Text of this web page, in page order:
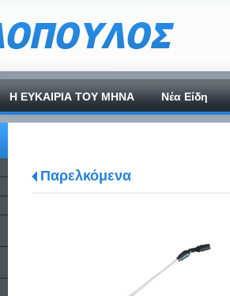
Η ΕΥΚΑΙΡΙΑ ΤΟΥ ΜΗΝΑ Νέα Είδη
Παρελκόμενα